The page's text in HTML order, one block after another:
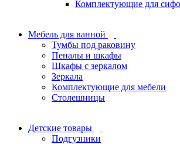
Комплектующие для
Мебель для ванной
Тумбы под раковину
Пеналы и шкафы
Шкафы с зеркалом
Зеркала
Комплектующие для мебели
Столешницы
Детские товары
Подгузники